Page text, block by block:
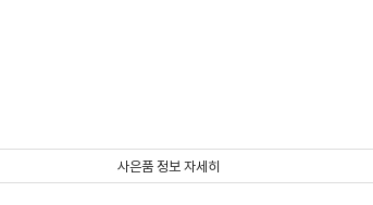
사은품 정보 자세히